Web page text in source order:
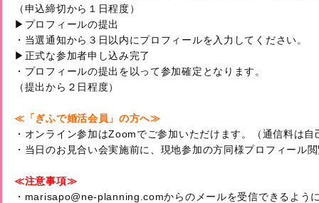
（申込締切から１日程度）
▶プロフィールの提出
・当選通知から３日以内にプロフィールを入力してください。
▶正式な参加者申し込み完了
・プロフィールの提出を以って参加確定となります。
（提出から２日程度）
≪「ぎふで婚活会員」の方へ≫
・オンライン参加はZoomでご参加いただけます。（通信料は
・当日のお見合い会実施前に、現地参加の方同様プロフィール
≪注意事項≫
・marisapo@ne-planning.comからのメールを受信できるよう